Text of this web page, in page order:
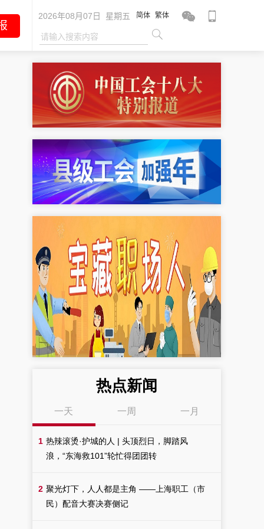
2026年08月07日 星期五 简体 繁体